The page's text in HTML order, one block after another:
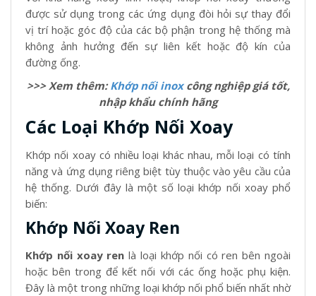
được sử dụng trong các ứng dụng đòi hỏi sự thay đổi
vị trí hoặc góc độ của các bộ phận trong hệ thống mà
không ảnh hưởng đến sự liên kết hoặc độ kín của
đường ống.
>>> Xem thêm:Khớp nối inoxcông nghiệp giá tốt,
nhập khẩu chính hãng
Các Loại Khớp Nối Xoay
Khớp nối xoay có nhiều loại khác nhau, mỗi loại có tính
năng và ứng dụng riêng biệt tùy thuộc vào yêu cầu của
hệ thống. Dưới đây là một số loại khớp nối xoay phổ
biến:
Khớp Nối Xoay Ren
Khớp nối xoay ren là loại khớp nối có ren bên ngoài
hoặc bên trong để kết nối với các ống hoặc phụ kiện.
Đây là một trong những loại khớp nối phổ biến nhất nhờ